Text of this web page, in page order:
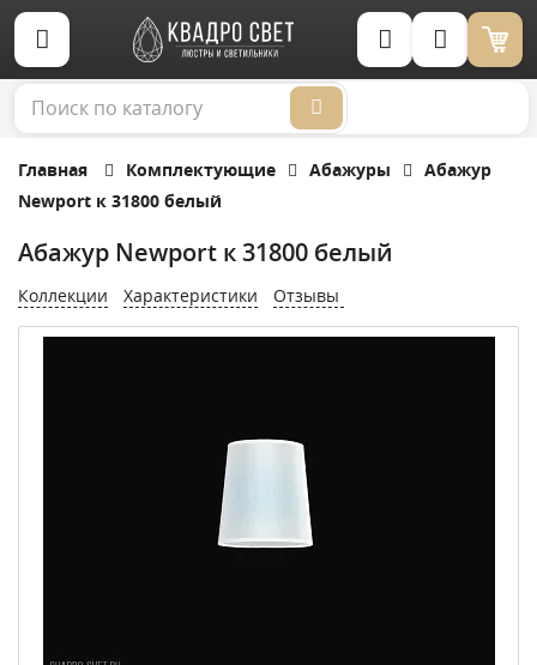
Корзина (0)
Главная Комплектующие Абажуры
Абажур
Newport к 31800 белый
Абажур Newport к 31800 белый
Коллекции Характеристики Отзывы